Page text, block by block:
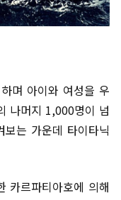
며 아이와 여성을 우
나머지 1,000명이 넘
는 가운데 타이타닉
카르파티아호에 의해